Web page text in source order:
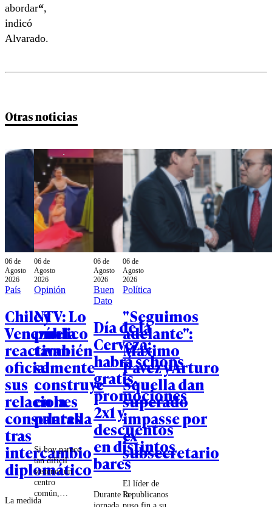
abordar“,
indicó
Alvarado.
Otras noticias
06 de
Agosto
2026
País
Chile y
Venezuela
reactivan
oficialmente
sus
relaciones
consulares
tras
intercambio
diplomático
La medida
06 de
Agosto
2026
Opinión
NTV: Lo
público
también
se
construye
en la
pantalla
Si hoy parece
tan difícil
sostener un
centro
común,
quizás parte
06 de
Agosto
2026
Buen
Dato
Día de la
Cerveza:
habrá schops
gratis,
promociones
2x1 y
descuentos
en distintos
bares
Durante la
jornada,
06 de
Agosto
2026
Política
"Seguimos
adelante":
Máximo
Pavez y Arturo
Squella dan
superado
impasse por
ex
subsecretario
El líder de
Republicanos
puso fin a su